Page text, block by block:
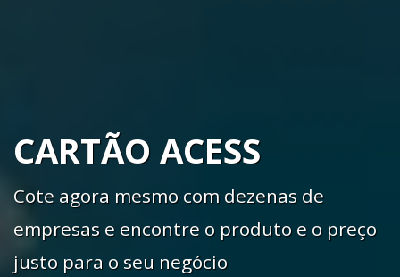
CARTÃO ACESS
Cote agora mesmo com dezenas de
empresas e encontre o produto e o preço
justo para o seu negócio